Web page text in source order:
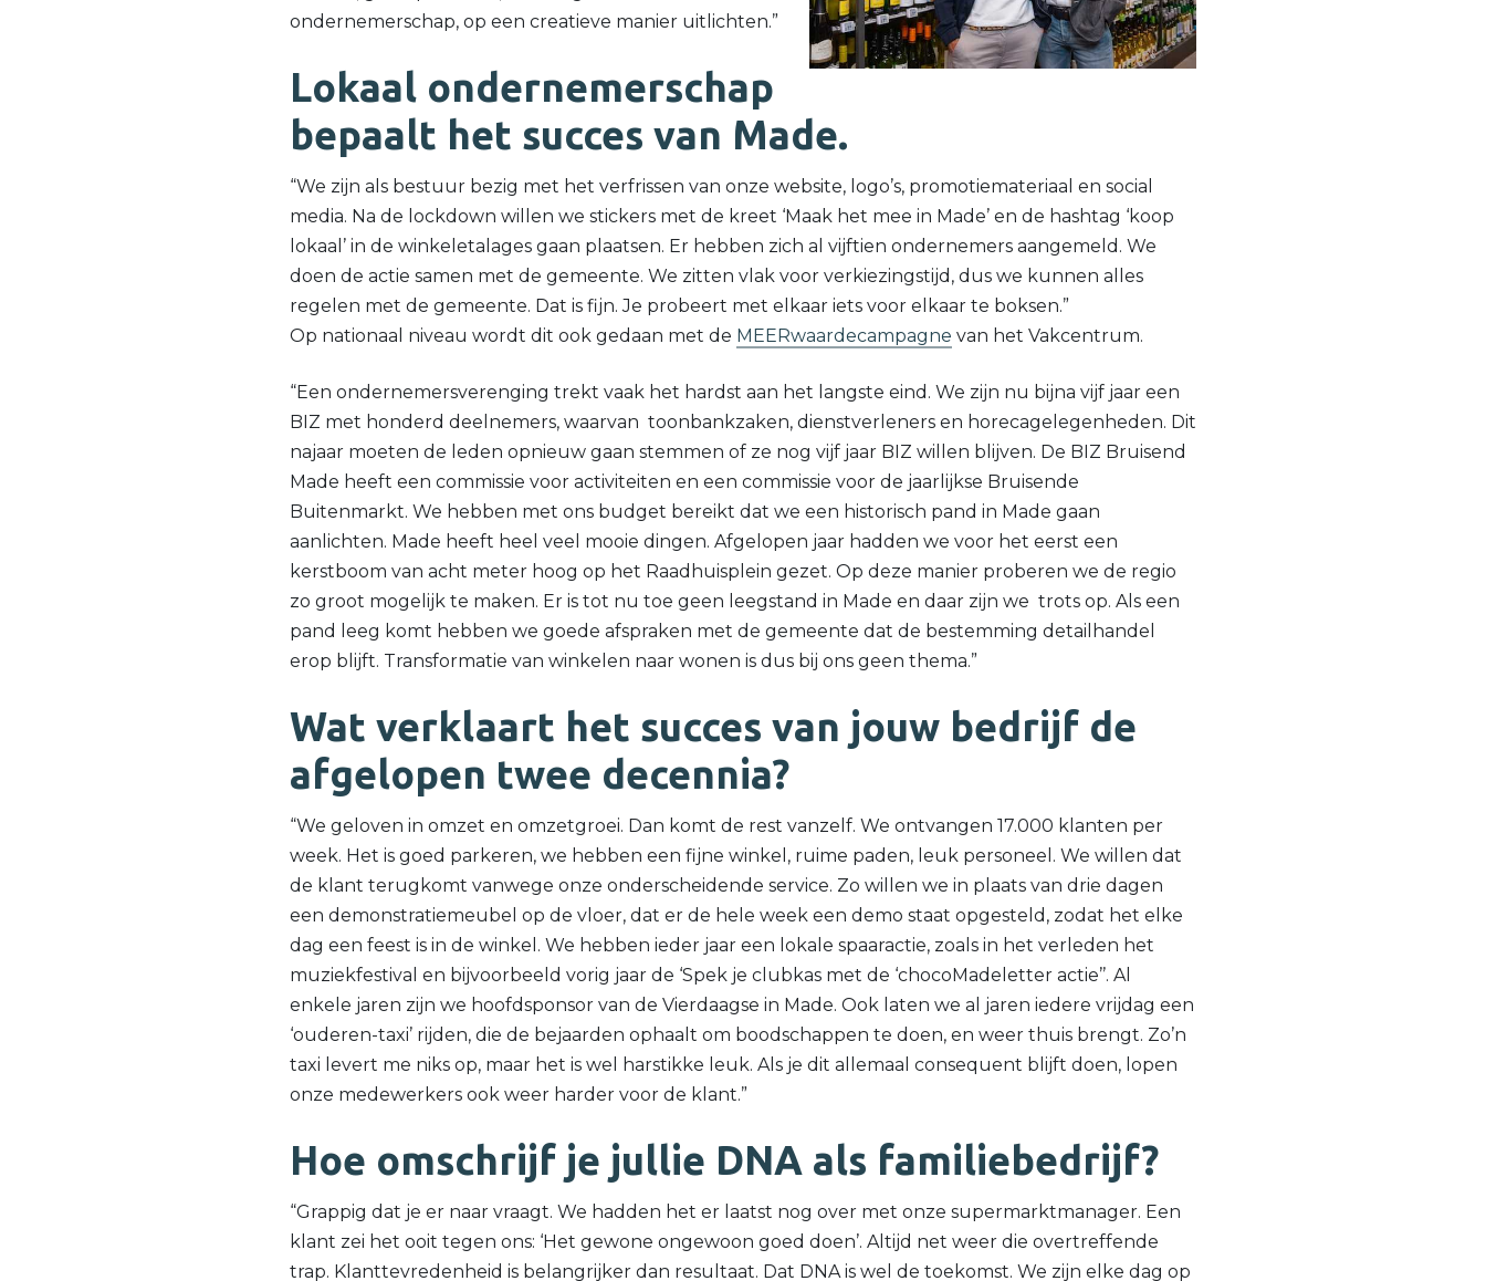
ondernemerschap, op een creatieve manier uitlichten.”
Lokaal ondernemerschap
bepaalt het succes van Made.
“We zijn als bestuur bezig met het verfrissen van onze website, logo’s, promotiemateriaal en social
media. Na de lockdown willen we stickers met de kreet ‘Maak het mee in Made’ en de hashtag ‘koop
lokaal’ in de winkeletalages gaan plaatsen. Er hebben zich al vijftien ondernemers aangemeld. We
doen de actie samen met de gemeente. We zitten vlak voor verkiezingstijd, dus we kunnen alles
regelen met de gemeente. Dat is fijn. Je probeert met elkaar iets voor elkaar te boksen.”
Op nationaal niveau wordt dit ook gedaan met de MEERwaardecampagne van het Vakcentrum.
“Een ondernemersverenging trekt vaak het hardst aan het langste eind. We zijn nu bijna vijf jaar een
BIZ met honderd deelnemers, waarvan toonbankzaken, dienstverleners en horecagelegenheden. Dit
najaar moeten de leden opnieuw gaan stemmen of ze nog vijf jaar BIZ willen blijven. De BIZ Bruisend
Made heeft een commissie voor activiteiten en een commissie voor de jaarlijkse Bruisende
Buitenmarkt. We hebben met ons budget bereikt dat we een historisch pand in Made gaan
aanlichten. Made heeft heel veel mooie dingen. Afgelopen jaar hadden we voor het eerst een
kerstboom van acht meter hoog op het Raadhuisplein gezet. Op deze manier proberen we de regio
zo groot mogelijk te maken. Er is tot nu toe geen leegstand in Made en daar zijn we trots op. Als een
pand leeg komt hebben we goede afspraken met de gemeente dat de bestemming detailhandel
erop blijft. Transformatie van winkelen naar wonen is dus bij ons geen thema.”
Wat verklaart het succes van jouw bedrijf de
afgelopen twee decennia?
“We geloven in omzet en omzetgroei. Dan komt de rest vanzelf. We ontvangen 17.000 klanten per
week. Het is goed parkeren, we hebben een fijne winkel, ruime paden, leuk personeel. We willen dat
de klant terugkomt vanwege onze onderscheidende service. Zo willen we in plaats van drie dagen
een demonstratiemeubel op de vloer, dat er de hele week een demo staat opgesteld, zodat het elke
dag een feest is in de winkel. We hebben ieder jaar een lokale spaaractie, zoals in het verleden het
muziekfestival en bijvoorbeeld vorig jaar de ‘Spek je clubkas met de ‘chocoMadeletter actie’’. Al
enkele jaren zijn we hoofdsponsor van de Vierdaagse in Made. Ook laten we al jaren iedere vrijdag een
‘ouderen-taxi’ rijden, die de bejaarden ophaalt om boodschappen te doen, en weer thuis brengt. Zo’n
taxi levert me niks op, maar het is wel harstikke leuk. Als je dit allemaal consequent blijft doen, lopen
onze medewerkers ook weer harder voor de klant.”
Hoe omschrijf je jullie DNA als familiebedrijf?
“Grappig dat je er naar vraagt. We hadden het er laatst nog over met onze supermarktmanager. Een
klant zei het ooit tegen ons: ‘Het gewone ongewoon goed doen’. Altijd net weer die overtreffende
trap. Klanttevredenheid is belangrijker dan resultaat. Dat DNA is wel de toekomst. We zijn elke dag op